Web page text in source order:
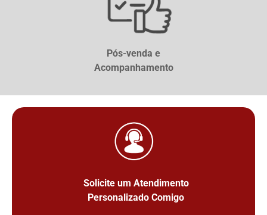
Pós-venda e
Acompanhamento
Solicite um Atendimento
Personalizado Comigo